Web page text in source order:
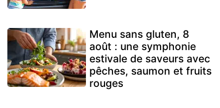
Menu sans gluten, 8
août : une symphonie
estivale de saveurs avec
pêches, saumon et fruits
rouges